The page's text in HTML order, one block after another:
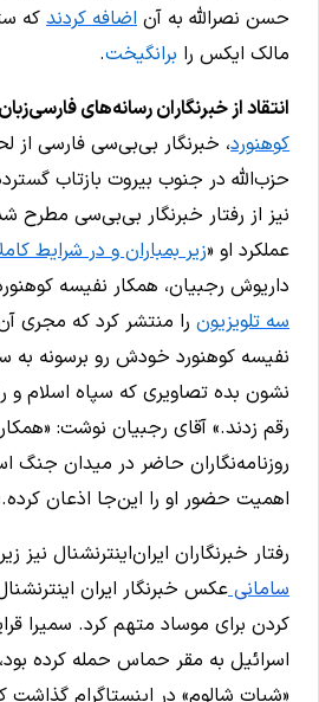
حسن نصرالله به آن اضافه کردندکه
مالک ایکس را برانگیخت.
انتقاد از خبرنگاران رسانه‌های فارسی‌زبان:
کوهنورد، خبرنگار بی‌بی‌سی فارسی از
حزب‌الله در جنوب بیروت بازتاب
نیز از رفتار خبرنگار بی‌بی‌سی مطرح
عملکرد او «زیر بمباران و در شرایط
داریوش رجبیان، همکار نفیسه
سه تلویزیونرا منتشر کرد که مجری
نفیسه کوهنورد خودش رو برسونه به
نشون بده تصاویری که سپاه اسلام و
رقم زدند.» آقای رجبیان نوشت:
روزنامه‌نگاران حاضر در میدان
اهمیت حضور او را این‌جا اذعان کرده.»
رفتار خبرنگاران ایران‌اینترنشنال نیز
سامانیعکس خبرنگار ایران
کردن برای موساد متهم کرد. سمیرا
اسرائیل به مقر حماس حمله کرده
«شبات شالوم» در اینستاگرام گذاشت